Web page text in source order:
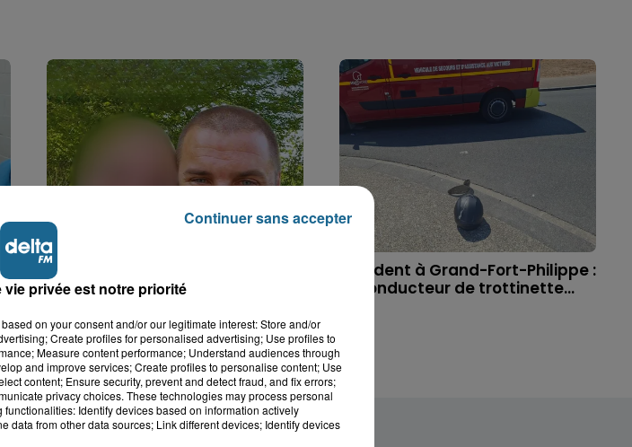
Disparition inquiétante à
Cappelle-la-Grande : Michael,
Accident à Grand-Fort-Philippe :
le conducteur de trottinette...
vie privée est notre priorité
on your consent and/or our legitimate interest: Store and/or
Create profiles for personalised advertising; Use profiles to
Measure content performance; Understand audiences through
and improve services; Create profiles to personalise content; Use
content; Ensure security, prevent and detect fraud, and fix errors;
privacy choices. These technologies may process personal
Identify devices based on information actively
data from other data sources; Link different devices; Identify devices
Continuer sans accepter